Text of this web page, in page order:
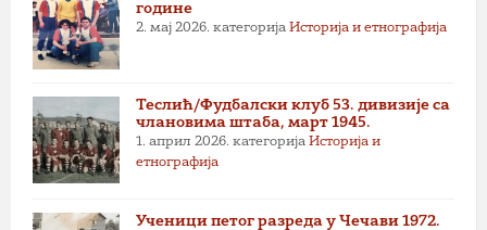
године
2. мај 2026. категорија Историја и етнографија
Теслић/Фудбалски клуб 53. дивизије са
члановима штаба, март 1945.
1. април 2026. категорија Историја и
етнографија
Ученици петог разреда у Чечави 1972.